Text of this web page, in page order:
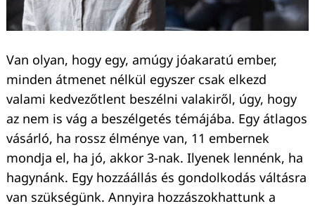
Van olyan, hogy egy, amúgy jóakaratú ember,
minden átmenet nélkül egyszer csak elkezd
valami kedvezőtlent beszélni valakiről, úgy, hogy
az nem is vág a beszélgetés témájába. Egy átlagos
vásárló, ha rossz élménye van, 11 embernek
mondja el, ha jó, akkor 3-nak. Ilyenek lennénk, ha
hagynánk. Egy hozzáállás és gondolkodás váltásra
van szükségünk. Annyira hozzászokhattunk a